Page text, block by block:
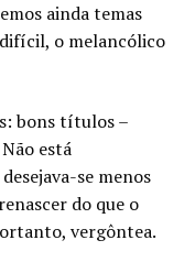
ainda temas
o melancólico
bons títulos –
está
se menos
do que o
vergôntea.